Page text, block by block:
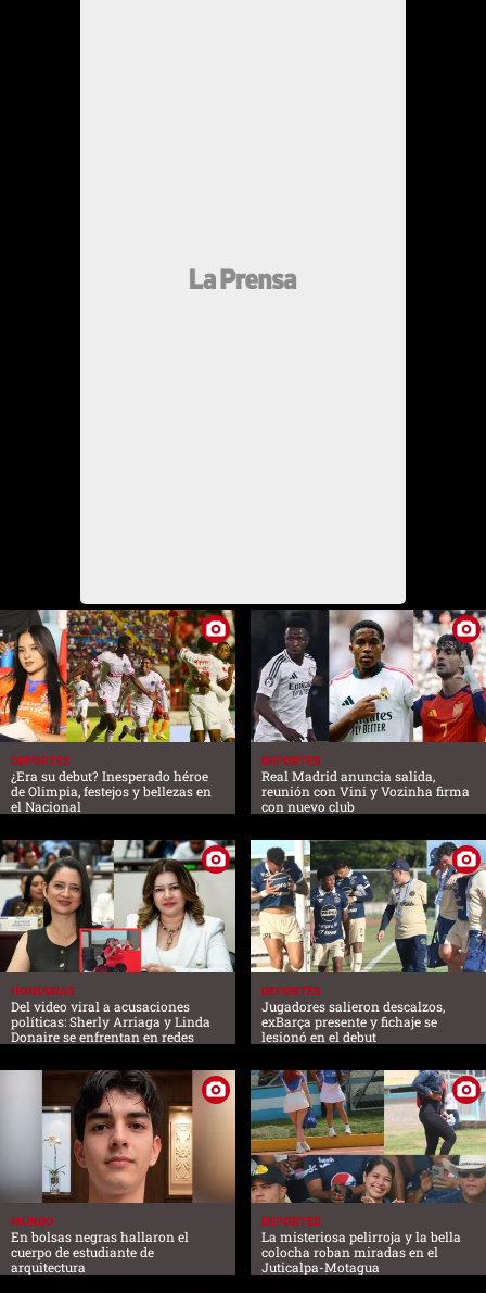
DEPORTES
¿Era su debut? Inesperado héroe
de Olimpia, festejos y bellezas en
el Nacional
DEPORTES
Real Madrid anuncia salida,
reunión con Vini y Vozinha firma
con nuevo club
HONDURAS
Del video viral a acusaciones
políticas: Sherly Arriaga y Linda
Donaire se enfrentan en redes
DEPORTES
Jugadores salieron descalzos,
exBarça presente y fichaje se
lesionó en el debut
MUNDO
En bolsas negras hallaron el
cuerpo de estudiante de
arquitectura
DEPORTES
La misteriosa pelirroja y la bella
colocha roban miradas en el
Juticalpa-Motagua